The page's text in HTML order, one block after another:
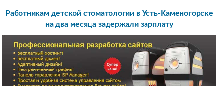
Работникам детской стоматологии в Усть-Каменогорске
на два месяца задержали зарплату